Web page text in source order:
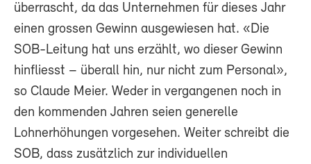
überrascht, da das Unternehmen für dieses Jahr
einen grossen Gewinn ausgewiesen hat. «Die
SOB-Leitung hat uns erzählt, wo dieser Gewinn
hinfliesst – überall hin, nur nicht zum Personal»,
so Claude Meier. Weder in vergangenen noch in
den kommenden Jahren seien generelle
Lohnerhöhungen vorgesehen. Weiter schreibt die
SOB, dass zusätzlich zur individuellen